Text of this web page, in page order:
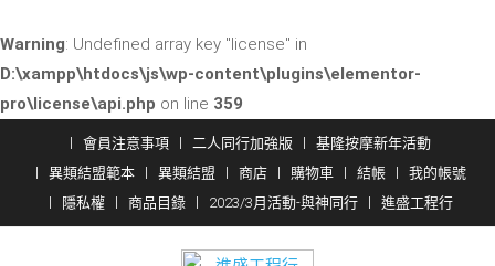
Warning: Undefined array key "license" in
D:\xampp\htdocs\js\wp-content\plugins\elementor-
pro\license\api.php on line 359
content
會員注意事項 二人同行加強版
基隆按摩新年活動
異類結盟範本
異類結盟 商店 購物車 結帳
我的帳號
隱私權
商品目錄 2023/3月活動-與神同行 進盛工程行